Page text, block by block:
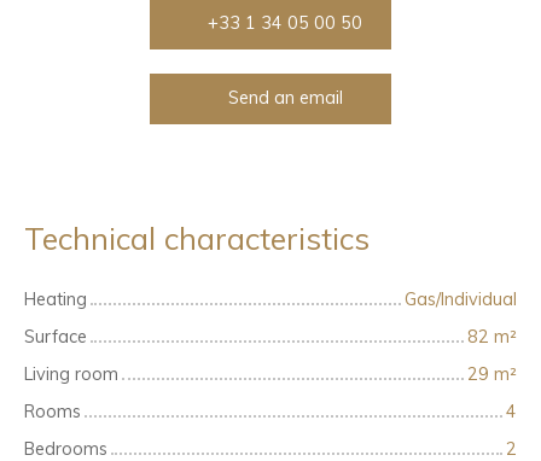
+33 1 34 05 00 50
Send an email
Technical characteristics
Heating
Gas/Individual
Surface
82 m²
Living room
29 m²
Rooms
4
Bedrooms
2